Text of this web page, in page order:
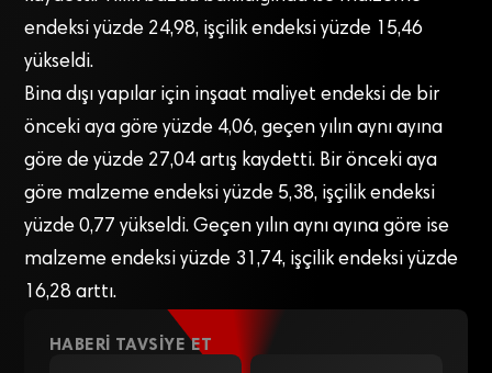
endeksi yüzde 24,98, işçilik endeksi yüzde 15,46
yükseldi.
Bina dışı yapılar için inşaat maliyet endeksi de bir
önceki aya göre yüzde 4,06, geçen yılın aynı ayına
göre de yüzde 27,04 artış kaydetti. Bir önceki aya
göre malzeme endeksi yüzde 5,38, işçilik endeksi
yüzde 0,77 yükseldi. Geçen yılın aynı ayına göre ise
malzeme endeksi yüzde 31,74, işçilik endeksi yüzde
16,28 arttı.
HABERI TAVSIYE ET